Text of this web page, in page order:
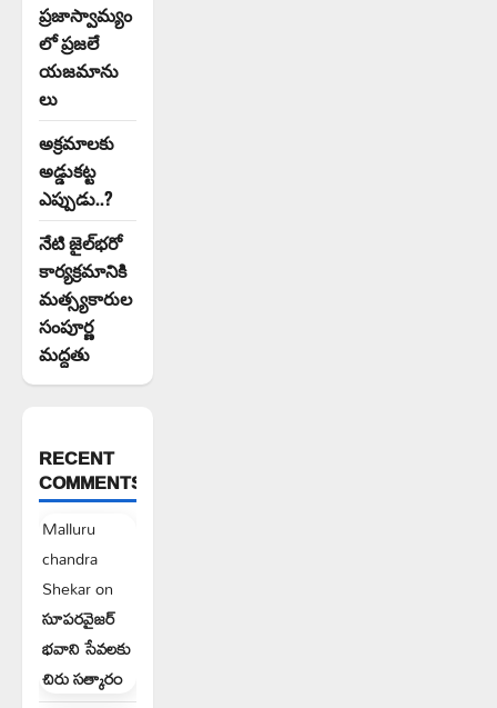
ప్రజాస్వామ్యం
లో ప్రజలే
యజమాను
లు
అక్రమాలకు
అడ్డుకట్ట
ఎప్పుడు..?
నేటి జైల్‌భరో
కార్యక్రమానికి
మత్స్యకారుల
సంపూర్ణ
మద్దతు
RECENT
COMMENTS
Malluru
chandra
Shekaron
సూపరవైజర్
భవాని సేవలకు
చిరు సత్కారం